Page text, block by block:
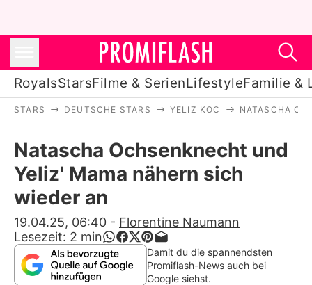
RoyalsStarsFilme & SerienLifestyleFamilie &
Stars
Filme & Serien
Lifestyle
Familie & Liebe
Promiflash Exklusiv
STARS DEUTSCHE STARS YELIZ KOC NATASCHA
Natascha Ochsenknecht und
Yeliz' Mama nähern sich
wieder an
19.04.25, 06:40 - Florentine Naumann
Lesezeit: 2 min
Damit du die spannendsten
Promiflash-News auch bei
Google siehst.